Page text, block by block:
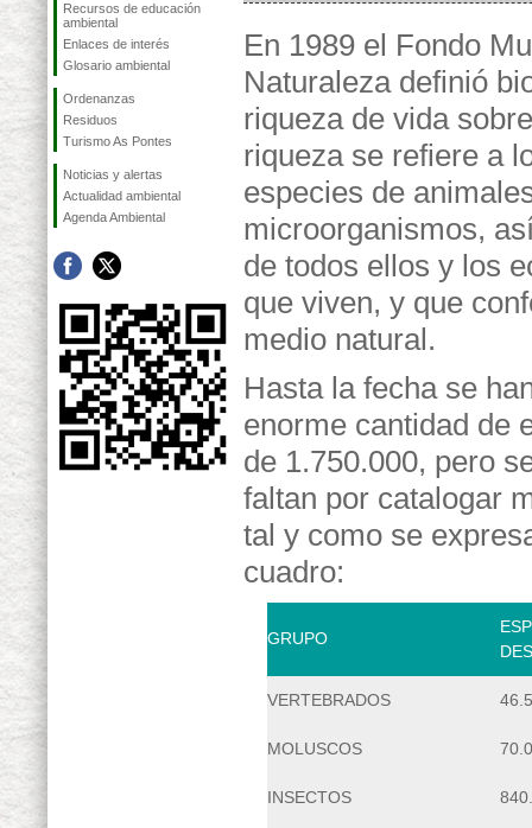
Recursos de educación
ambiental
Enlaces de interés
Glosario ambiental
Ordenanzas
Residuos
Turismo As Pontes
Noticias y alertas
Actualidad ambiental
Agenda Ambiental
En 1989 el Fondo
Naturaleza definió
riqueza de vida
riqueza se refiere a
especies de
microorganismos,
de todos ellos y los
que viven, y que
medio natural.
Hasta la fecha se
enorme cantidad de
de 1.750.000, pero
faltan por catalogar
tal y como se
cuadro:
GRUPO
VERTEBRADOS
MOLUSCOS
INSECTOS